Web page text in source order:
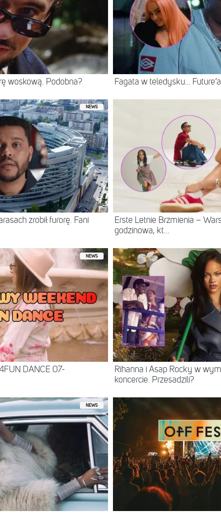
woskową. Podobna? Fagata w teledysku…
NEWS
zrobił furorę. Fani
Erste Letnie Brzmienia –
godzinowa, kt...
NEWS
DANCE 07-
Rihanna i Asap Rocky w
koncercie. Przesadzili?
NEWS